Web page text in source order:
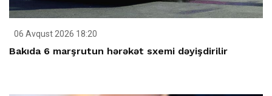
06 Avqust 2026 18:20
Bakıda 6 marşrutun hərəkət sxemi dəyişdirilir